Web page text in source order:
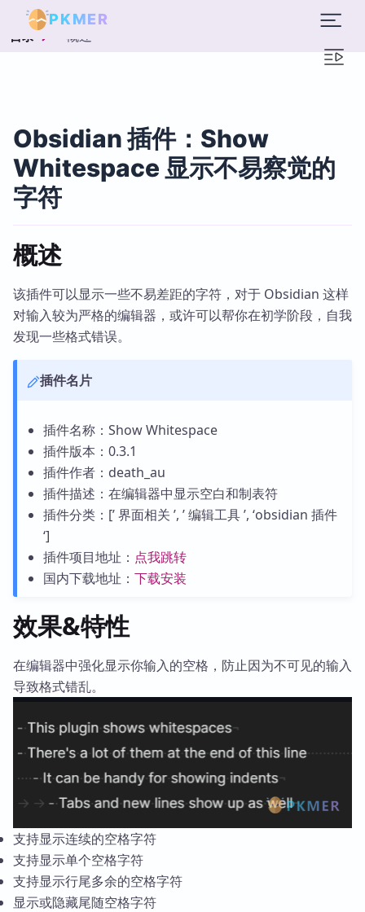
PKMER
目录 概述
Obsidian 插件：Show
Whitespace 显示不易察觉的
字符
概述
该插件可以显示一些不易差距的字符，对于 Obsidian 这样
对输入较为严格的编辑器，或许可以帮你在初学阶段，自我
发现一些格式错误。
插件名片
插件名称：Show Whitespace
插件版本：0.3.1
插件作者：death_au
插件描述：在编辑器中显示空白和制表符
插件分类：[’ 界面相关 ’, ’ 编辑工具 ’, ‘obsidian 插件
‘]
插件项目地址： 点我跳转
国内下载地址： 下载安装
效果&特性
在编辑器中强化显示你输入的空格，防止因为不可见的输入
导致格式错乱。
支持显示连续的空格字符
支持显示单个空格字符
支持显示行尾多余的空格字符
显示或隐藏尾随空格字符